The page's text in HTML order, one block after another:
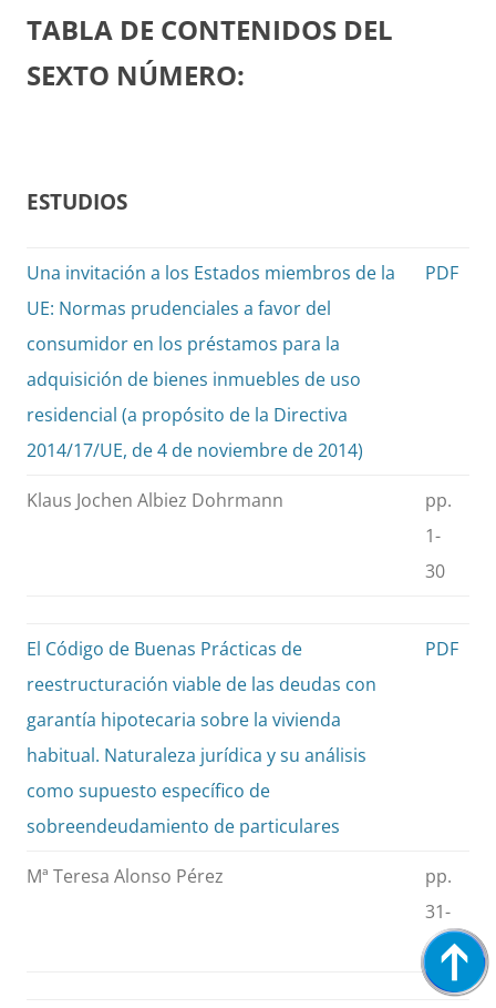
TABLA DE CONTENIDOS DEL
SEXTO NÚMERO:
ESTUDIOS
Una invitación a los Estados miembros de la
UE: Normas prudenciales a favor del
consumidor en los préstamos para la
adquisición de bienes inmuebles de uso
residencial (a propósito de la Directiva
2014/17/UE, de 4 de noviembre de 2014)
PDF
Klaus Jochen Albiez Dohrmann
pp.
1-
30
El Código de Buenas Prácticas de
reestructuración viable de las deudas con
garantía hipotecaria sobre la vivienda
habitual. Naturaleza jurídica y su análisis
como supuesto específico de
sobreendeudamiento de particulares
PDF
Mª Teresa Alonso Pérez
pp.
31-
67